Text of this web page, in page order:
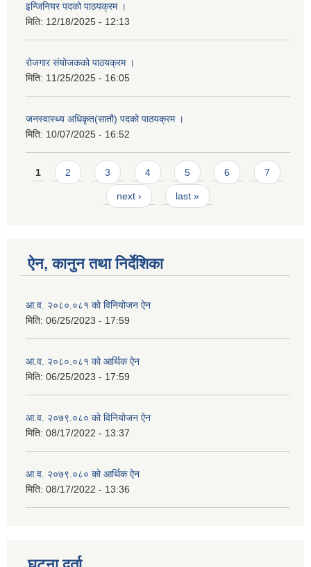
इन्जिनियर पदको पाठयक्रम ।
मिति: 12/18/2025 - 12:13
रोजगार संयोजकको पाठयक्रम ।
मिति: 11/25/2025 - 16:05
जनस्वास्थ्य अधिकृत(सातौ) पदको पाठयक्रम ।
मिति: 10/07/2025 - 16:52
Pages
1 2 3 4 5 6 7
next › last »
ऐन, कानुन तथा निर्देशिका
आ.व. २०८०.०८१ को विनियोजन ऐन
मिति: 06/25/2023 - 17:59
आ.व. २०८०.०८१ को आर्थिक ऐन
मिति: 06/25/2023 - 17:59
आ.व. २०७९.०८० को विनियोजन ऐन
मिति: 08/17/2022 - 13:37
आ.व. २०७९.०८० को आर्थिक ऐन
मिति: 08/17/2022 - 13:36